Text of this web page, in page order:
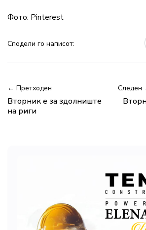
Фото: Pinterest
Сподели го написот:
← Претходен
Вторник е за здолниште
на риги
Следен